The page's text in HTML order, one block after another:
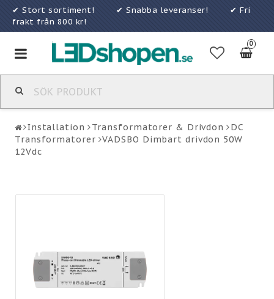
✔ Stort sortiment! ✔ Snabba leveranser! ✔ Fri
frakt från 800 kr!
0
Toggle
navigation
Installation Transformatorer & Drivdon
DC
Transformatorer
VADSBO Dimbart drivdon 50W
12Vdc